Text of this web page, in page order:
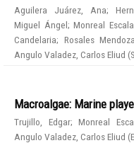
Aguilera Juárez, Ana;
Miguel Ángel;Monreal
Candelaria; Rosales
Angulo Valadez, Carlos Eliud (
Macroalgae: Marine
Trujillo, Edgar;Monreal
Angulo Valadez, Carlos Eliud (